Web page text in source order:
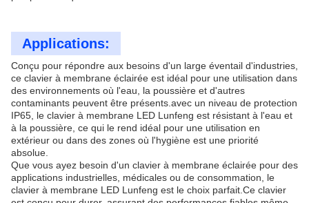
Applications:
Conçu pour répondre aux besoins d'un large éventail d'industries,
ce clavier à membrane éclairée est idéal pour une utilisation dans
des environnements où l'eau, la poussière et d'autres
contaminants peuvent être présents.avec un niveau de protection
IP65, le clavier à membrane LED Lunfeng est résistant à l'eau et
à la poussière, ce qui le rend idéal pour une utilisation en
extérieur ou dans des zones où l'hygiène est une priorité
absolue.
Que vous ayez besoin d'un clavier à membrane éclairée pour des
applications industrielles, médicales ou de consommation, le
clavier à membrane LED Lunfeng est le choix parfait.Ce clavier